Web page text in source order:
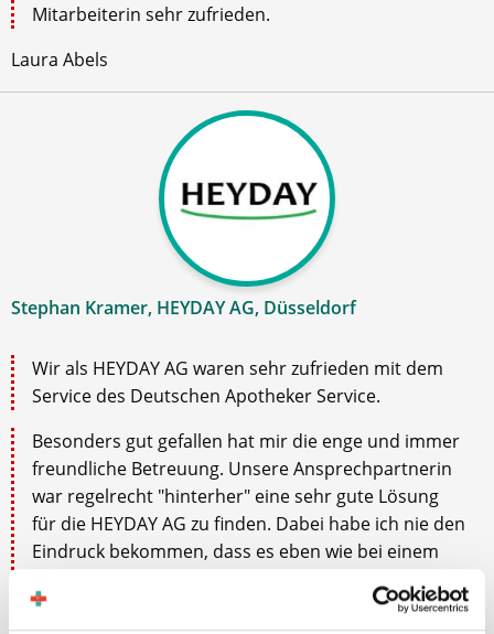
Mitarbeiterin sehr zufrieden.
Laura Abels
Stephan Kramer, HEYDAY AG, Düsseldorf
Wir als HEYDAY AG waren sehr zufrieden mit dem
Service des Deutschen Apotheker Service.
Besonders gut gefallen hat mir die enge und immer
freundliche Betreuung. Unsere Ansprechpartnerin
war regelrecht "hinterher" eine sehr gute Lösung
für die HEYDAY AG zu finden. Dabei habe ich nie den
Eindruck bekommen, dass es eben wie bei einem
und um jeden Preis eine Vermittlung erzielt werden